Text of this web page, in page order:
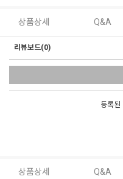
상품상세 Q&A
리뷰보드(0)
등록된
상품상세 Q&A